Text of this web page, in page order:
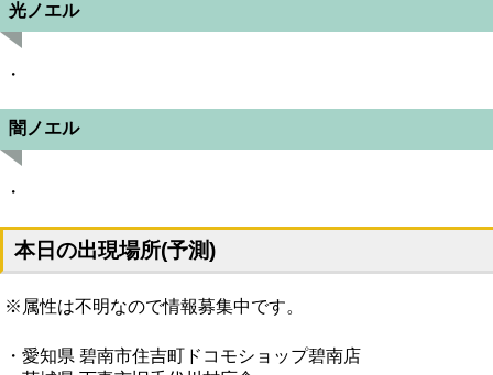
光ノエル
・
闇ノエル
・
本日の出現場所(予測)
※属性は不明なので情報募集中です。
・愛知県 碧南市住吉町ドコモショップ碧南店